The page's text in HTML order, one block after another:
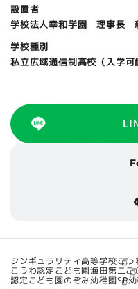
設置者
学校法人幸和学園 理事長
学校種別
私立広域通信制高校（入学可
シンギュラリティ高等学校こう
こうわ認定こども園海田第二こ
認定こども園のぞみ幼稚園SP